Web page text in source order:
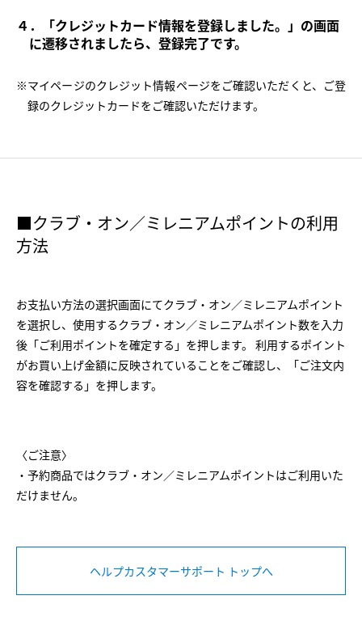
４．「クレジットカード情報を登録しました。」の画面
に遷移されましたら、登録完了です。
※マイページのクレジット情報ページをご確認いただくと、ご登
録のクレジットカードをご確認いただけます。
■クラブ・オン／ミレニアムポイントの利用
方法
お支払い方法の選択画面にてクラブ・オン／ミレニアムポイント
を選択し、使用するクラブ・オン／ミレニアムポイント数を入力
後「ご利用ポイントを確定する」を押します。 利用するポイント
がお買い上げ金額に反映されていることをご確認し、「ご注文内
容を確認する」を押します。
〈ご注意〉
・予約商品ではクラブ・オン／ミレニアムポイントはご利用いた
だけません。
ヘルプカスタマーサポート トップへ